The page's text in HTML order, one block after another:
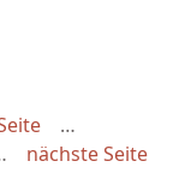
…
nächste Seite